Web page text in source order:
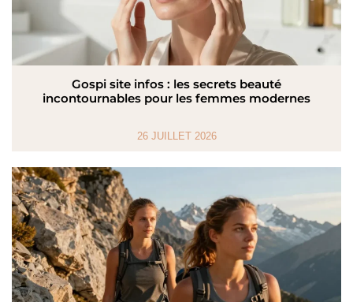
Gospi site infos : les secrets beauté
incontournables pour les femmes modernes
26 JUILLET 2026